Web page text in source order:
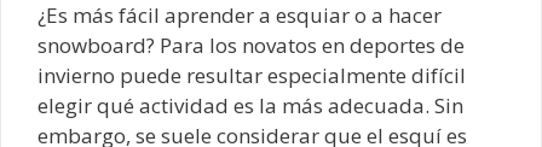
¿Es más fácil aprender a esquiar o a hacer
snowboard? Para los novatos en deportes de
invierno puede resultar especialmente difícil
elegir qué actividad es la más adecuada. Sin
embargo, se suele considerar que el esquí es